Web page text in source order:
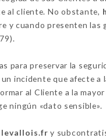
al cliente. No obstante,
y cuando presenten las
para preservar la
incidente que afecte a
al Cliente a la
ningún «dato sensible».
y